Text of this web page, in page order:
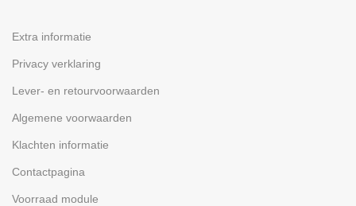
Extra informatie
Privacy verklaring
Lever- en retourvoorwaarden
Algemene voorwaarden
Klachten informatie
Contactpagina
Voorraad module